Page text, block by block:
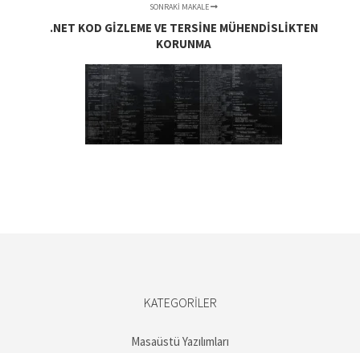
SONRAKI MAKALE
.NET KOD GIZLEME VE TERSINE MÜHENDISLIKTEN
KORUNMA
KATEGORILER
Masaüstü Yazılımları